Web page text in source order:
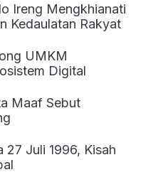
Ireng Mengkhianati
Kedaulatan Rakyat
UMKM
Digital
Maaf Sebut
27 Juli 1996, Kisah